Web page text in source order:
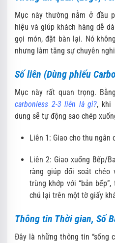
Mục này thường nằm ở đầu
hiệu và giúp khách hàng dễ
gọi món,đặt bàn lại. Nó
nhưng làm tăng sự chuyên
Số liên (Dùng phiếu
Mục này rất quan trọng.
carbonless 2-3 liên là gì?, khi
dung sẽ tự động sao chép
Liên 1: Giao cho thu ngân
Liên 2: Giao xuống Bếp/
ràng giúp đối soát chéo
trùng khớp với “bản bếp”,
chú lại trên một tờ giấy
Thông tin Thời gian, Số
Đây là những thông tin “sống